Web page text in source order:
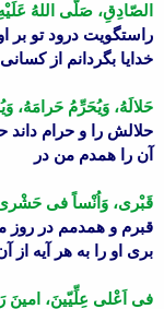
الصّادِقِ، صَلَّى اللهُ
راستگویت درود تو
خدایا بگردانم از
حَلالَهُ، وَیُحَرِّمُ حَرامَهُ،
حلالش را و حرام داند
آن را همدم من در
قَبْرى، وَاُنْساً فى
قبرم و همدمم در روز
برى او را به هر آیه از
فى اَعْلى عِلِّیّینَ، امینَ